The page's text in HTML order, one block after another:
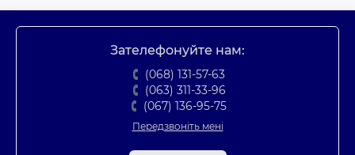
Зателефонуйте нам:
(068) 131-57-63
(063) 311-33-96
(067) 136-95-75
Передзвоніть мені